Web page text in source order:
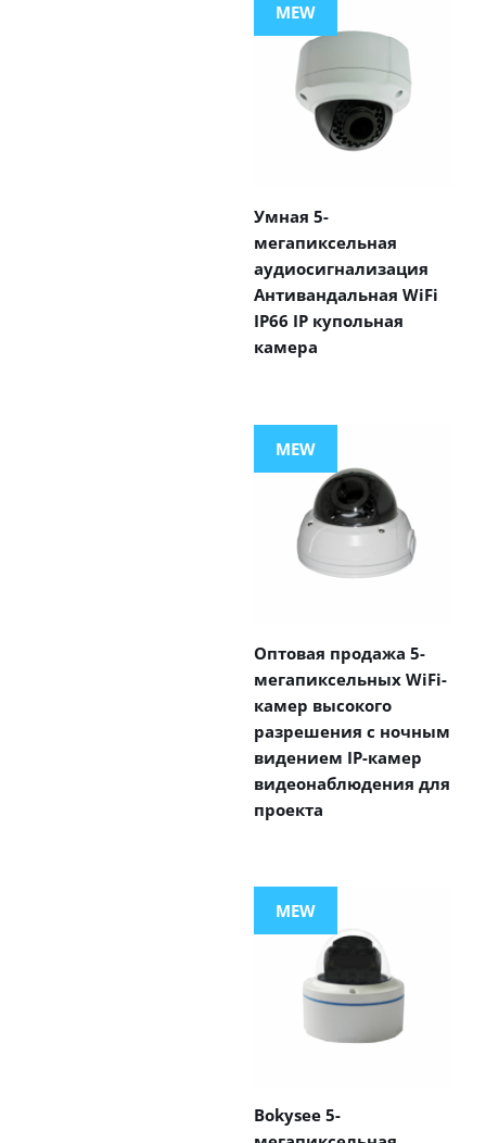
MEW
Умная 5-
мегапиксельная
аудиосигнализация
Антивандальная WiFi
IP66 IP купольная
камера
MEW
Оптовая продажа 5-
мегапиксельных WiFi-
камер высокого
разрешения с ночным
видением IP-камер
видеонаблюдения для
проекта
MEW
Bokysee 5-